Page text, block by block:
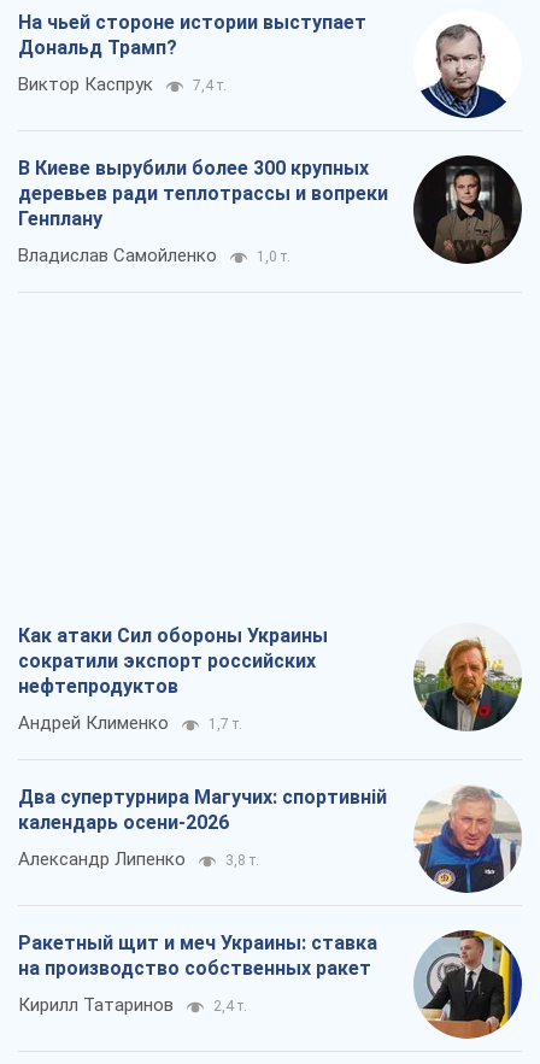
На чьей стороне истории выступает
Дональд Трамп?
Виктор Каспрук 7,4 т.
В Киеве вырубили более 300 крупных
деревьев ради теплотрассы и вопреки
Генплану
Владислав Самойленко 1,0 т.
Как атаки Сил обороны Украины
сократили экспорт российских
нефтепродуктов
Андрей Клименко 1,7 т.
Два супертурнира Магучих: спортивній
календарь осени-2026
Александр Липенко 3,8 т.
Ракетный щит и меч Украины: ставка
на производство собственных ракет
Кирилл Татаринов 2,4 т.